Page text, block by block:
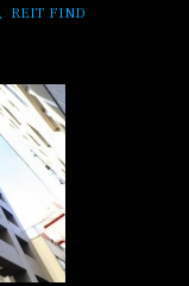
REIT FIND